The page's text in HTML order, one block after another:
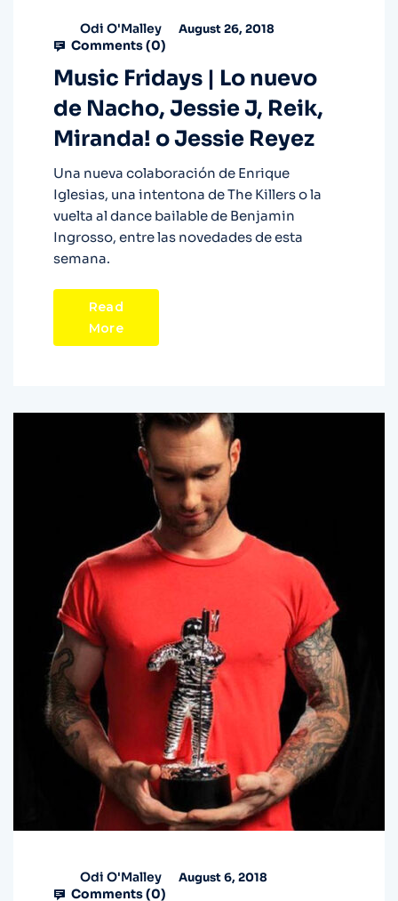
Odi O'Malley August 26, 2018
Comments (0)
Music Fridays | Lo nuevo
de Nacho, Jessie J, Reik,
Miranda! o Jessie Reyez
Una nueva colaboración de Enrique
Iglesias, una intentona de The Killers o la
vuelta al dance bailable de Benjamin
Ingrosso, entre las novedades de esta
semana.
Read
More
Odi O'Malley August 6, 2018
Comments (0)